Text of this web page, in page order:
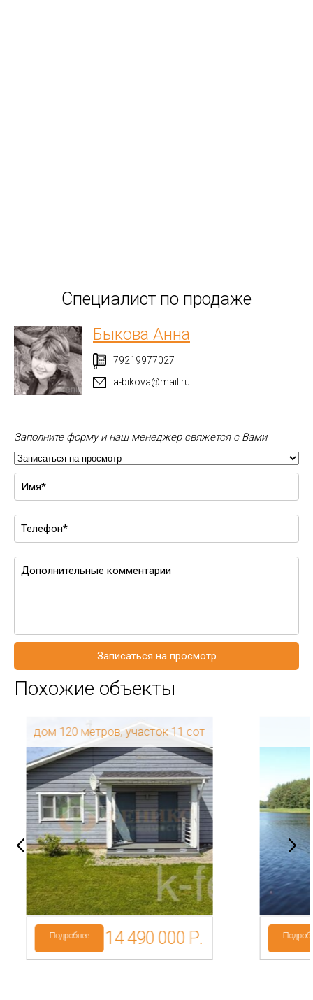
Специалист по продаже
Быкова Анна
79219977027
a-bikova@mail.ru
Заполните форму и наш менеджер свяжется с Вами
Записаться на просмотр
Похожие объекты
дом 120 метров, участок 11 сот
Регион: Ленинградская
область
Район: Выборгский
р-н
Подгорье
Категория
земель: СНТ,
ДНП
Подробнее 14 490 000 Р.